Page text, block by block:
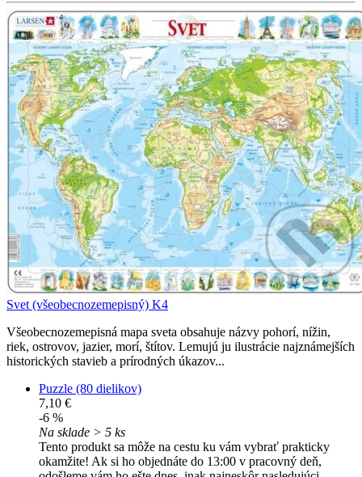
Svet (všeobecnozemepisný) K4
Všeobecnozemepisná mapa sveta obsahuje názvy pohorí, nížin,
riek, ostrovov, jazier, morí, štítov. Lemujú ju ilustrácie najznámejších
historických stavieb a prírodných úkazov...
Puzzle (80 dielikov)
7,10 €
-6 %
Na sklade > 5 ks
Tento produkt sa môže na cestu ku vám vybrať prakticky
okamžite! Ak si ho objednáte do 13:00 v pracovný deň,